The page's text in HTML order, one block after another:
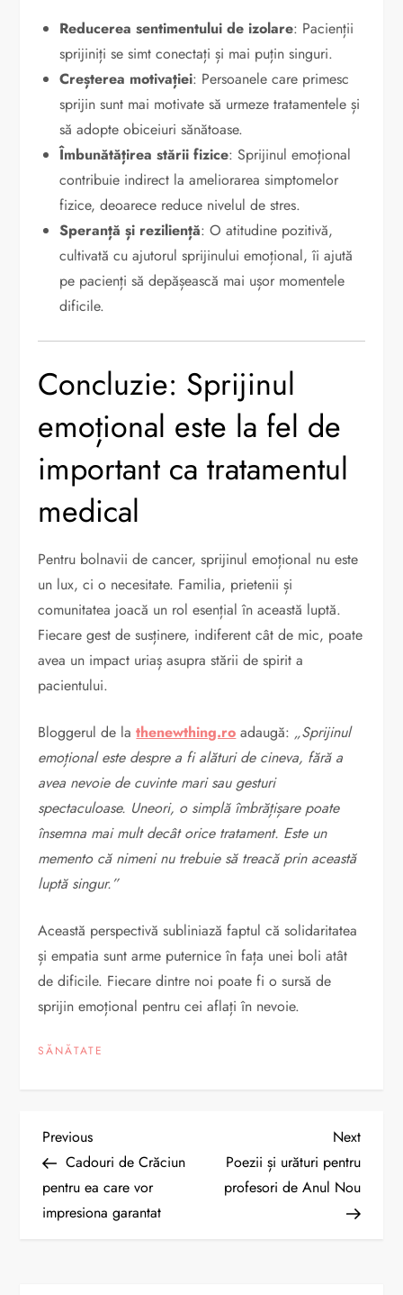
Reducerea sentimentului de izolare: Pacienții
sprijiniți se simt conectați și mai puțin singuri.
Creșterea motivației: Persoanele care primesc
sprijin sunt mai motivate să urmeze tratamentele și
să adopte obiceiuri sănătoase.
Îmbunătățirea stării fizice: Sprijinul emoțional
contribuie indirect la ameliorarea simptomelor
fizice, deoarece reduce nivelul de stres.
Speranță și reziliență: O atitudine pozitivă,
cultivată cu ajutorul sprijinului emoțional, îi ajută
pe pacienți să depășească mai ușor momentele
dificile.
Concluzie: Sprijinul
emoțional este la fel de
important ca tratamentul
medical
Pentru bolnavii de cancer, sprijinul emoțional nu este
un lux, ci o necesitate. Familia, prietenii și
comunitatea joacă un rol esențial în această luptă.
Fiecare gest de susținere, indiferent cât de mic, poate
avea un impact uriaș asupra stării de spirit a
pacientului.
Bloggerul de lathenewthing.ro adaugă: „Sprijinul
emoțional este despre a fi alături de cineva, fără a
avea nevoie de cuvinte mari sau gesturi
spectaculoase. Uneori, o simplă îmbrățișare poate
însemna mai mult decât orice tratament. Este un
memento că nimeni nu trebuie să treacă prin această
luptă singur.”
Această perspectivă subliniază faptul că solidaritatea
și empatia sunt arme puternice în fața unei boli atât
de dificile. Fiecare dintre noi poate fi o sursă de
sprijin emoțional pentru cei aflați în nevoie.
SĂNĂTATE
N
a
v
Previous
Post
Previous
Cadouri de Crăciun
pentru ea care vor
impresiona garantat
Next
Post
Next
Poezii și urături pentru
profesori de Anul Nou